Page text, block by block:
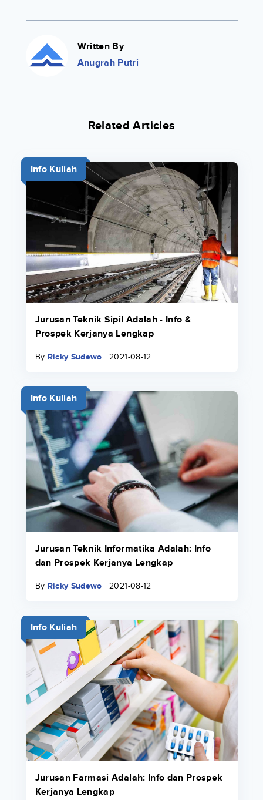
Written By
Anugrah Putri
Related Articles
Info Kuliah
Jurusan Teknik Sipil Adalah - Info &
Prospek Kerjanya Lengkap
By Ricky Sudewo 2021-08-12
Info Kuliah
Jurusan Teknik Informatika Adalah: Info
dan Prospek Kerjanya Lengkap
By Ricky Sudewo 2021-08-12
Info Kuliah
Jurusan Farmasi Adalah: Info dan Prospek
Kerjanya Lengkap